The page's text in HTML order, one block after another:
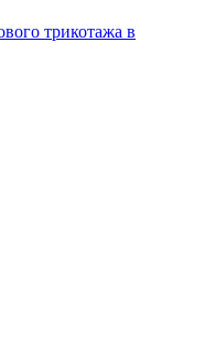
трикотажа в